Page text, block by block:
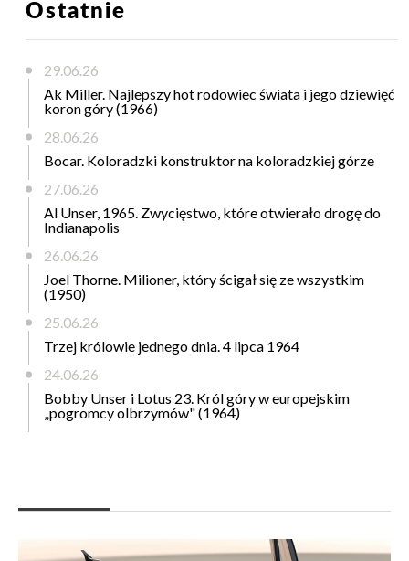
Ostatnie
29.06.26
Ak Miller. Najlepszy hot rodowiec świata i jego dziewięć
koron góry (1966)
28.06.26
Bocar. Koloradzki konstruktor na koloradzkiej górze
27.06.26
Al Unser, 1965. Zwycięstwo, które otwierało drogę do
Indianapolis
26.06.26
Joel Thorne. Milioner, który ścigał się ze wszystkim
(1950)
25.06.26
Trzej królowie jednego dnia. 4 lipca 1964
24.06.26
Bobby Unser i Lotus 23. Król góry w europejskim
„pogromcy olbrzymów" (1964)